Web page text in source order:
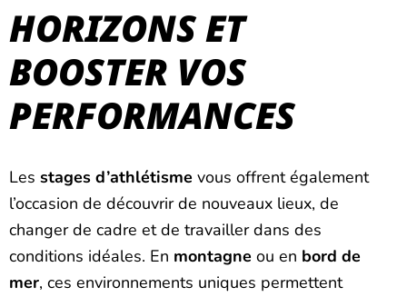
HORIZONS ET
BOOSTER VOS
PERFORMANCES
Les stages d’athlétisme vous offrent également
l’occasion de découvrir de nouveaux lieux, de
changer de cadre et de travailler dans des
conditions idéales. En montagne ou en bord de
mer, ces environnements uniques permettent